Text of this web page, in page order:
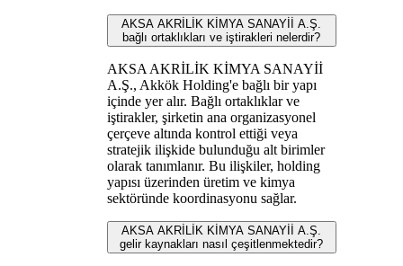
AKSA AKRİLİK KİMYA SANAYİİ A.Ş.
bağlı ortaklıkları ve iştirakleri nelerdir?
AKSA AKRİLİK KİMYA SANAYİİ
A.Ş., Akkök Holding'e bağlı bir yapı
içinde yer alır. Bağlı ortaklıklar ve
iştirakler, şirketin ana organizasyonel
çerçeve altında kontrol ettiği veya
stratejik ilişkide bulunduğu alt birimler
olarak tanımlanır. Bu ilişkiler, holding
yapısı üzerinden üretim ve kimya
sektöründe koordinasyonu sağlar.
AKSA AKRİLİK KİMYA SANAYİİ A.Ş.
gelir kaynakları nasıl çeşitlenmektedir?